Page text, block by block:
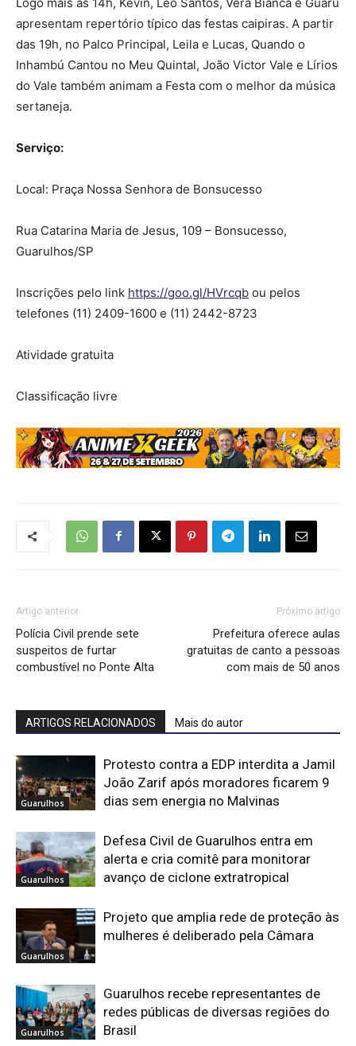
apresentam repertório típico das festas caipiras. A partir
das 19h, no Palco Principal, Leila e Lucas, Quando o
Inhambú Cantou no Meu Quintal, João Victor Vale e Lírios
do Vale também animam a Festa com o melhor da música
sertaneja.
Serviço:
Local: Praça Nossa Senhora de Bonsucesso
Rua Catarina Maria de Jesus, 109 – Bonsucesso,
Guarulhos/SP
Inscrições pelo link https://goo.gl/HVrcqb ou pelos
telefones (11) 2409-1600 e (11) 2442-8723
Atividade gratuita
Classificação livre
Artigo anterior
Polícia Civil prende sete
suspeitos de furtar
combustível no Ponte Alta
Próximo artigo
Prefeitura oferece aulas
gratuitas de canto a pessoas
com mais de 50 anos
ARTIGOS RELACIONADOS Mais do autor
Guarulhos
Protesto contra a EDP interdita a Jamil
João Zarif após moradores ficarem 9
dias sem energia no Malvinas
Guarulhos
Defesa Civil de Guarulhos entra em
alerta e cria comitê para monitorar
avanço de ciclone extratropical
Guarulhos
Projeto que amplia rede de proteção às
mulheres é deliberado pela Câmara
Guarulhos
Guarulhos recebe representantes de
redes públicas de diversas regiões do
Brasil